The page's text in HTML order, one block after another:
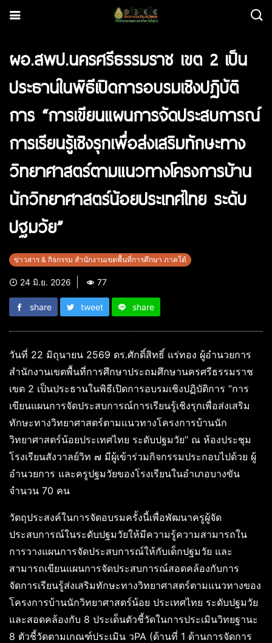
ผอ.สพป.นครศรีธรรมราช เขต 2 เป็น
ประธานในพิธีเปิดการอบรมเชิงปฏิบัติ
การ “การเขียนแผนการจัดประสบการณ์
การเรียนรู้เชิงรุกเพื่อส่งเสริมทักษะทาง
วิทยาศาสตร์ตามแนวทางโครงการบ้าน
นักวิทยาศาสตร์น้อยประเทศไทย ระดับ
ปฐมวัย”
ข่าวสาร & กิจกรรม สำนักงานเขตพื้นที่การศึกษา ภาคใต้
24 มิ.ย. 2026 77
share tweet share
วันที่ 22 มิถุนายน 2569 ดร.ศักดิ์สิทธิ์ แร่ทอง ผู้อำนวยการ
สำนักงานเขตพื้นที่การศึกษาประถมศึกษานครศรีธรรมราช
เขต 2 เป็นประธานในพิธีเปิดการอบรมเชิงปฏิบัติการ “การ
เขียนแผนการจัดประสบการณ์การเรียนรู้เชิงรุกเพื่อส่งเสริม
ทักษะทางวิทยาศาสตร์ตามแนวทางโครงการบ้านนัก
วิทยาศาสตร์น้อยประเทศไทย ระดับปฐมวัย” ณ ห้องประชุม
โรงเรียนสังวาลย์วิท ๗ มีผู้เข้าร่วมกิจกรรมประกอบไปด้วย ผู้
อำนวยการ และครูปฐมวัยของโรงเรียนในอำเภอบางขัน
จำนวน 70 คน
วัตถุประสงค์ในการจัดอบรมครั้งนี้เพื่อพัฒนาครูผู้จัด
ประสบการณ์ในระดับปฐมวัยให้มีความรู้ความสามารถใน
การวางแผนการจัดประสบการณ์ให้กับเด็กปฐมวัย และ
สามารถเขียนแผนการจัดประสบการณ์สอดคล้องกับการ
จัดการเรียนรู้ส่งเสริมทักษะทางวิทยาศาสตร์ตามแนวทางของ
โครงการบ้านนักวิทยาศาสตร์น้อย ประเทศไทย ระดับปฐมวัย
และสอดคล้องกับ 8 ประเด็นตัวชี้วัดในการประเมินวิทยฐานะ
8 ตัวชี้วัดตามเกณฑ์ประเมิน วPA (ด้านที่ 1 ด้านการจัดการ